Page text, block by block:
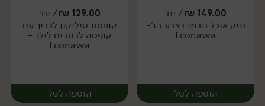
יח׳ יח׳
149.00
₪/ יח׳
תיק אוכל תרמי בצבע בז'-
Econawa
הוספה לסל
129.00
₪/ יח׳
קופסת סיליקון לכריך עם
קופסה לרטבים לילך -
Econawa
הוספה לסל